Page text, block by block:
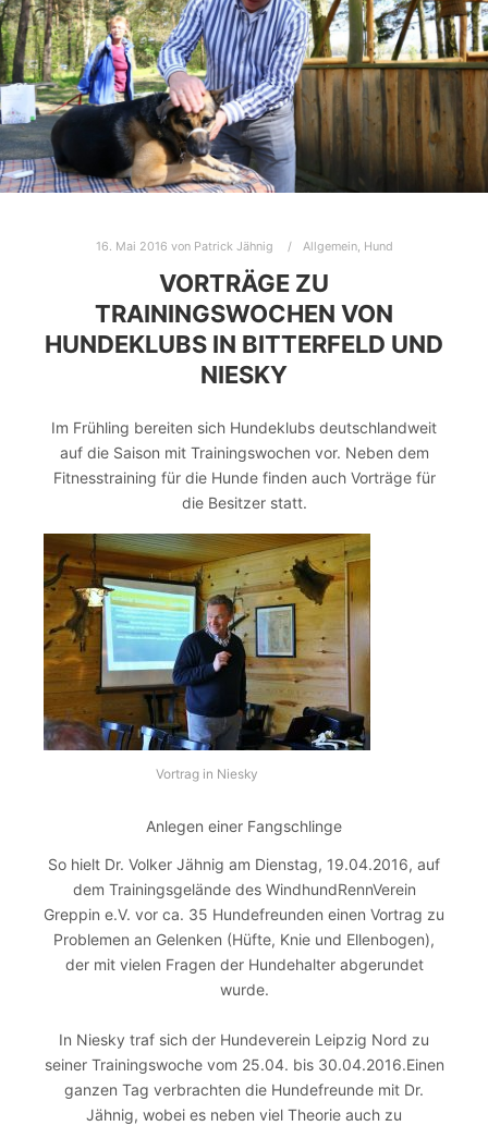
16. Mai 2016 von Patrick Jähnig Allgemein, Hund
VORTRÄGE ZU
TRAININGSWOCHEN VON
HUNDEKLUBS IN BITTERFELD UND
NIESKY
Im Frühling bereiten sich Hundeklubs deutschlandweit
auf die Saison mit Trainingswochen vor. Neben dem
Fitnesstraining für die Hunde finden auch Vorträge für
die Besitzer statt.
Vortrag in Niesky
Anlegen einer Fangschlinge
So hielt Dr. Volker Jähnig am Dienstag, 19.04.2016, auf
dem Trainingsgelände des WindhundRennVerein
Greppin e.V. vor ca. 35 Hundefreunden einen Vortrag zu
Problemen an Gelenken (Hüfte, Knie und Ellenbogen),
der mit vielen Fragen der Hundehalter abgerundet
wurde.
In Niesky traf sich der Hundeverein Leipzig Nord zu
seiner Trainingswoche vom 25.04. bis 30.04.2016.Einen
ganzen Tag verbrachten die Hundefreunde mit Dr.
Jähnig, wobei es neben viel Theorie auch zu